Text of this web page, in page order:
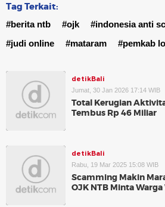
Tag Terkait:
#berita ntb #ojk
#indonesia anti
#judi online
#mataram #pemkab
detikBali
Jumat, 30 Jan 2026 17:14 WIB
Total Kerugian
Tembus Rp 46 Miliar
detikBali
Rabu, 19 Mar 2025 15:08 WIB
Scamming Makin
OJK NTB Minta